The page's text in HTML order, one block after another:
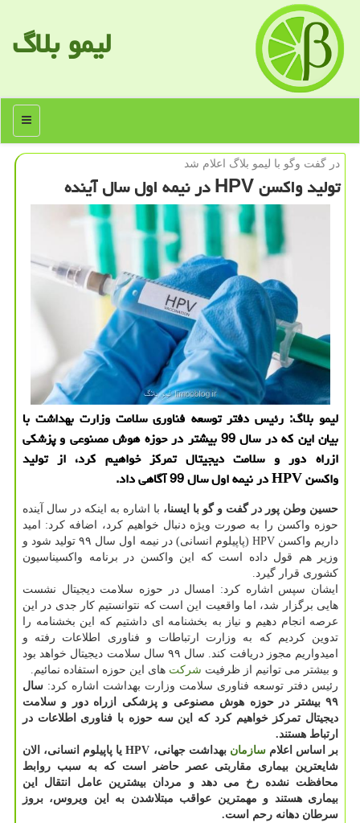
لیمو بلاگ
منو
در گفت وگو با لیمو بلاگ اعلام شد
تولید واكسن HPV در نیمه اول سال آینده
لیمو بلاگ: رئیس دفتر توسعه فناوری سلامت وزارت بهداشت با
بیان این كه در سال 99 بیشتر در حوزه هوش مصنوعی و پزشكی
ازراه دور و سلامت دیجیتال تمركز خواهیم كرد، از تولید
واكسن HPV در نیمه اول سال 99 آگاهی داد.
حسین وطن پور در گفت و گو با ایسنا، با اشاره به اینكه در سال آینده
حوزه واكسن را به صورت ویژه دنبال خواهیم كرد، اضافه كرد: امید
داریم واكسن HPV (پاپیلوم انسانی) در نیمه اول سال ۹۹ تولید شود و
وزیر هم قول داده است كه این واكسن در برنامه واكسیناسیون
كشوری قرار گیرد.
ایشان سپس اشاره كرد: امسال در حوزه سلامت دیجیتال نشست
هایی برگزار شد، اما واقعیت این است كه نتوانستیم كار جدی در این
عرصه انجام دهیم و نیاز به بخشنامه ای داشتیم كه این بخشنامه را
تدوین كردیم كه به وزارت ارتباطات و فناوری اطلاعات رفته و
امیدواریم مجوز دریافت كند. سال ۹۹ سال سلامت دیجیتال خواهد بود
و بیشتر می توانیم از ظرفیت شركت های این حوزه استفاده نمائیم.
رئیس دفتر توسعه فناوری سلامت وزارت بهداشت اشاره كرد: سال
۹۹ بیشتر در حوزه هوش مصنوعی و پزشكی ازراه دور و سلامت
دیجیتال تمركز خواهیم كرد كه این سه حوزه با فناوری اطلاعات در
ارتباط هستند.
بر اساس اعلامسازمان
بهداشت جهانی، HPV یا پاپیلوم انسانی، الان
شایعترین بیماری مقاربتی عصر حاضر است كه به سبب روابط
محافظت نشده رخ می دهد و مردان بیشترین عامل انتقال این
بیماری هستند و مهمترین عواقب مبتلاشدن به این ویروس، بروز
سرطان دهانه رحم است.